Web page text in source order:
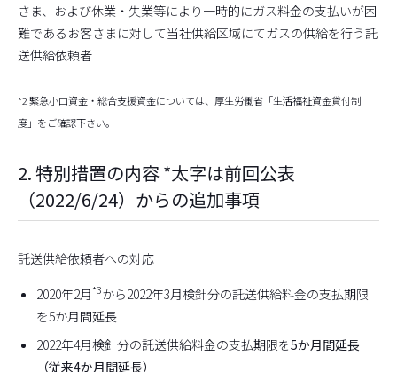
さま、および休業・失業等により一時的にガス料金の支払いが困
難であるお客さまに対して当社供給区域にてガスの供給を行う託
送供給依頼者
*2 緊急小口資金・総合支援資金については、厚生労働省「生活福祉資金貸付制
度」をご確認下さい。
2. 特別措置の内容 *太字は前回公表
（2022/6/24）からの追加事項
託送供給依頼者への対応
2020年2月 *3から2022年3月検針分の託送供給料金の支払期限
を5か月間延長
2022年4月検針分の託送供給料金の支払期限を5か月間延長
（従来4か月間延長）